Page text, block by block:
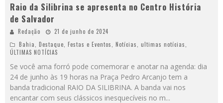
Raio da Silibrina se apresenta no Centro História
de Salvador
Redação
21 de junho de 2024
Bahia
Destaque Festas e Eventos Notícias ultimas notícias
ÚLTIMAS NOTÍCIAS
Se você ama forró pode comemorar e anotar na agenda: dia
24 de junho às 19 horas na Praça Pedro Arcanjo tem a
banda tradicional RAIO DA SILIBRINA. A banda vai nos
encantar com seus clássicos inesquecíveis no m...